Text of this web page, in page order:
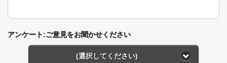
アンケート:ご意見をお聞かせください
(選択してください)